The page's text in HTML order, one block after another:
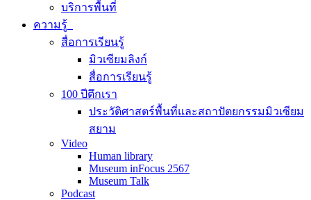
บริการพื้นที่
ความรู้
สื่อการเรียนรู้
มิวเซียมลิงก์
สื่อการเรียนรู้
100 ปีตึกเรา
ประวัติศาสตร์พื้นที่และสถาปัตยกรรมมิวเซียม
สยาม
Video
Human library
Museum inFocus 2567
Museum Talk
Podcast